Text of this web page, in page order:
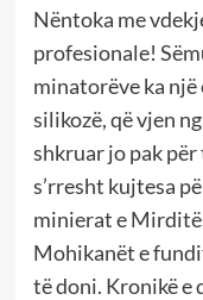
Nëntoka me
profesionale!
minatorëve ka një
silikozë, që vjen
shkruar jo pak
s’rresht kujtesa
minierat e
Mohikanët e
të doni. Kronikë e